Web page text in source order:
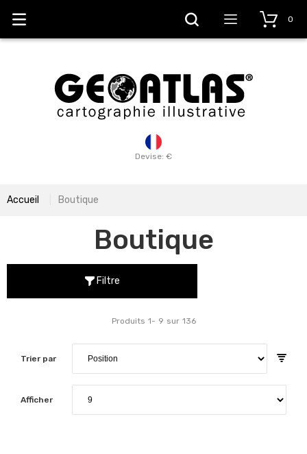
Devise: €
0
Accueil Boutique
Boutique
Filtre
Trier par
Produits 1- 9 sur 136
Afficher